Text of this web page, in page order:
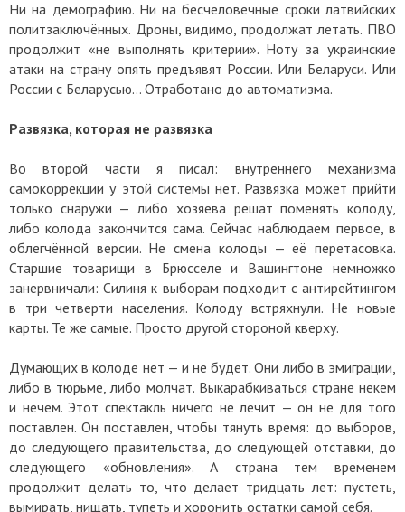
Ни на демографию. Ни на бесчеловечные сроки латвийских
политзаключённых. Дроны, видимо, продолжат летать. ПВО
продолжит «не выполнять критерии». Ноту за украинские
атаки на страну опять предъявят России. Или Беларуси. Или
России с Беларусью… Отработано до автоматизма.
Развязка, которая не развязка
Во второй части я писал: внутреннего механизма
самокоррекции у этой системы нет. Развязка может прийти
только снаружи — либо хозяева решат поменять колоду,
либо колода закончится сама. Сейчас наблюдаем первое, в
облегчённой версии. Не смена колоды — её перетасовка.
Старшие товарищи в Брюсселе и Вашингтоне немножко
занервничали: Силиня к выборам подходит с антирейтингом
в три четверти населения. Колоду встряхнули. Не новые
карты. Те же самые. Просто другой стороной кверху.
Думающих в колоде нет — и не будет. Они либо в эмиграции,
либо в тюрьме, либо молчат. Выкарабкиваться стране некем
и нечем. Этот спектакль ничего не лечит — он не для того
поставлен. Он поставлен, чтобы тянуть время: до выборов,
до следующего правительства, до следующей отставки, до
следующего «обновления». А страна тем временем
продолжит делать то, что делает тридцать лет: пустеть,
вымирать, нищать, тупеть и хоронить остатки самой себя.